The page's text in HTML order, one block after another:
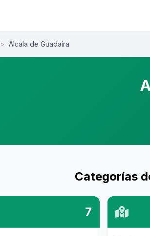
> Alcala de Guadaira
Categorías
7